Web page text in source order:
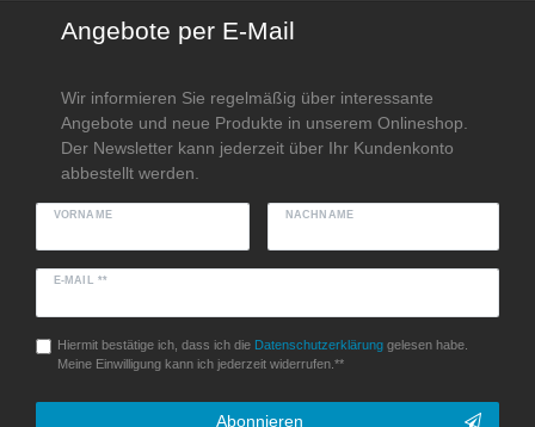
Angebote per E-Mail
Wir informieren Sie regelmäßig über interessante
Angebote und neue Produkte in unserem Onlineshop.
Der Newsletter kann jederzeit über Ihr Kundenkonto
abbestellt werden.
VORNAME NACHNAME
E-MAIL **
Hiermit bestätige ich, dass ich die Daten­schutz­erklärunggelesen habe.
Meine Einwilligung kann ich jederzeit widerrufen.**
Abonnieren